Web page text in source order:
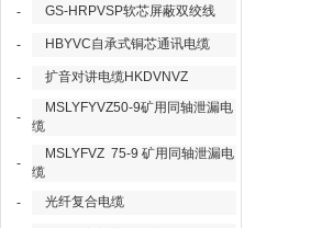
- GS-HRPVSP软芯屏蔽双绞线
- HBYVC自承式铜芯通讯电缆
- 扩音对讲电缆HKDVNVZ
-
MSLYFYVZ50-9矿用同轴泄漏电
缆
-
MSLYFVZ 75-9 矿用同轴泄漏电
缆
-
光纤复合电缆